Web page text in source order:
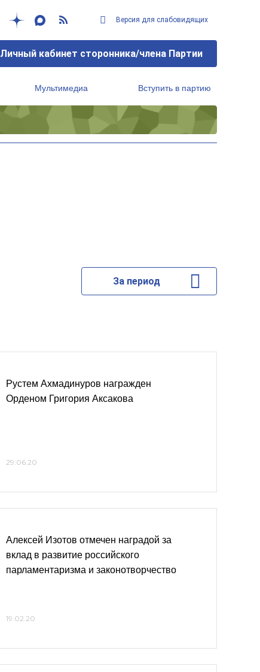
Версия для слабовидящих
Личный кабинет сторонника/члена Партии
Мультимедиа Вступить в партию
За период
Рустем Ахмадинуров награжден
Орденом Григория Аксакова
29.06.20
Алексей Изотов отмечен наградой за
вклад в развитие российского
парламентаризма и законотворчество
19.02.20